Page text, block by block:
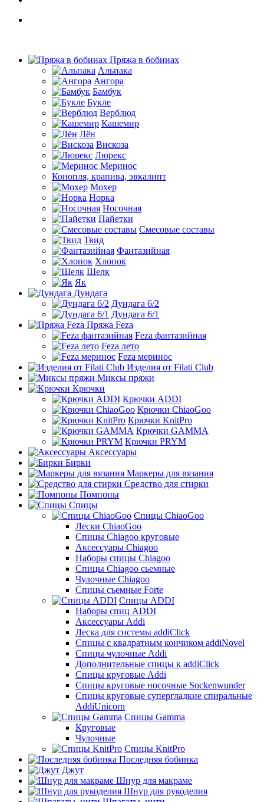
Пряжа в бобинах
Альпака
Ангора
Бамбук
Букле
Верблюд
Кашемир
Лён
Вискоза
Люрекс
Меринос
Конопля, крапива, эвкалипт
Мохер
Норка
Носочная
Пайетки
Смесовые составы
Твид
Фантазийная
Хлопок
Шелк
Як
Дундага
Дундага 6/2
Дундага 6/1
Пряжа Feza
Feza фантазийная
Feza лето
Feza меринос
Изделия от Filati Club
Миксы пряжи
Крючки
Крючки ADDI
Крючки ChiaoGoo
Крючки KnitPro
Крючки GAMMA
Крючки PRYM
Аксессуары
Бирки
Маркеры для вязания
Средство для стирки
Помпоны
Спицы
Спицы ChiaoGoo
Лески ChiaoGoo
Cпицы Сhiagoo круговые
Аксессуары Chiagoo
Наборы спицы Chiagoo
Спицы Chiagoo сьемные
Чулочные Chiagoo
Спицы съемные Forte
Спицы ADDI
Наборы спиц ADDI
Аксессуары Addi
Леска для системы addiClick
Спицы с квадратным кончиком addiNovel
Спицы чулочные Addi
Дополнительные спицы к addiClick
Спицы круговые Addi
Спицы круговые носочные Sockenwunder
Спицы круговые супергладкие спиральные
AddiUnicorn
Спицы Gamma
Круговые
Чулочные
Спицы KnitPro
Последняя бобинка
Джут
Шнур для макраме
Шнур для рукоделия